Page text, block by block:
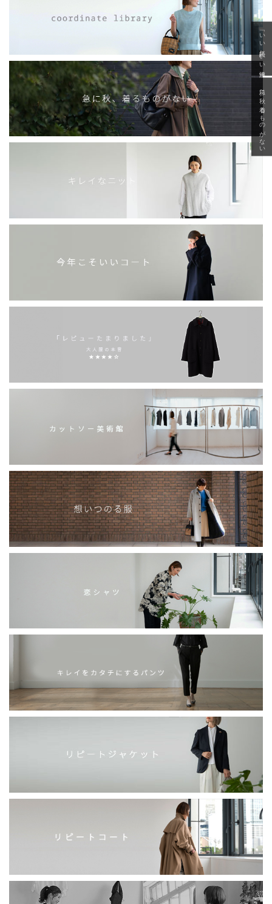
「いい年齢 いい洋服」
急に秋、着るものがない